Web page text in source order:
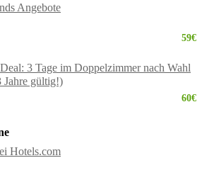
Angebote
59€
3 Tage im Doppelzimmer nach Wahl
Jahre gültig!)
60€
Hotels.com